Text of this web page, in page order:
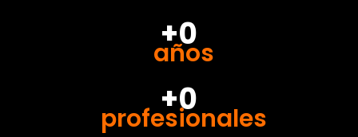
+0
años
+0
profesionales